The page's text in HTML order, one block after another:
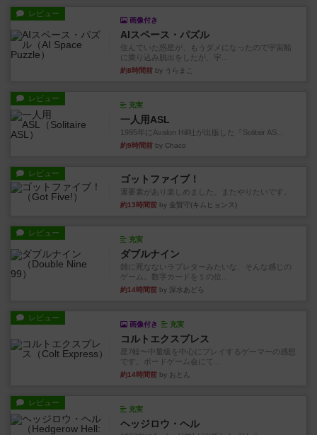
レビュー
画像付き
AIスペース・パズル
住んでいた惑星が、もうダメになったので宇宙船
に乗り込み脱出をしたが、宇...
約8時間前 by うらまこ
レビュー
充実
一人用ASL
1995年にAvalon Hill社が出版した『Solitair AS...
約9時間前 by Chaco
レビュー ゴットファイブ！
運要素があり楽しめました。またやりたいです。
約13時間前 by 金賢守(キムヒョンス)
レビュー
充実
ダブルナイン
雑に死なないラブレターみたいな、そんな感じの
ゲーム。数字カードを１の位...
約14時間前 by 深水あどら
レビュー
画像付き 充実
コルトエクスプレス
星7軽〜中量級を中心にプレイするゲーマーの感想
です。ボードゲーム会にて...
約14時間前 by おとん
レビュー
充実
ヘッジロウ・ヘル